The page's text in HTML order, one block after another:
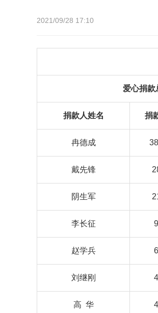
2021/09/28 17:10
爱心捐
捐款人姓名 捐
冉德成
戴先锋
阴生军
李长征
赵学兵
刘继刚
高 华